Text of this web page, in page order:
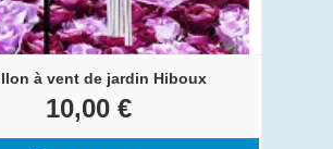
à vent de jardin Hiboux
10,00 €